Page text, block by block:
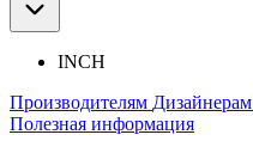
INCH
Производителям Дизайнерам
Полезная информация